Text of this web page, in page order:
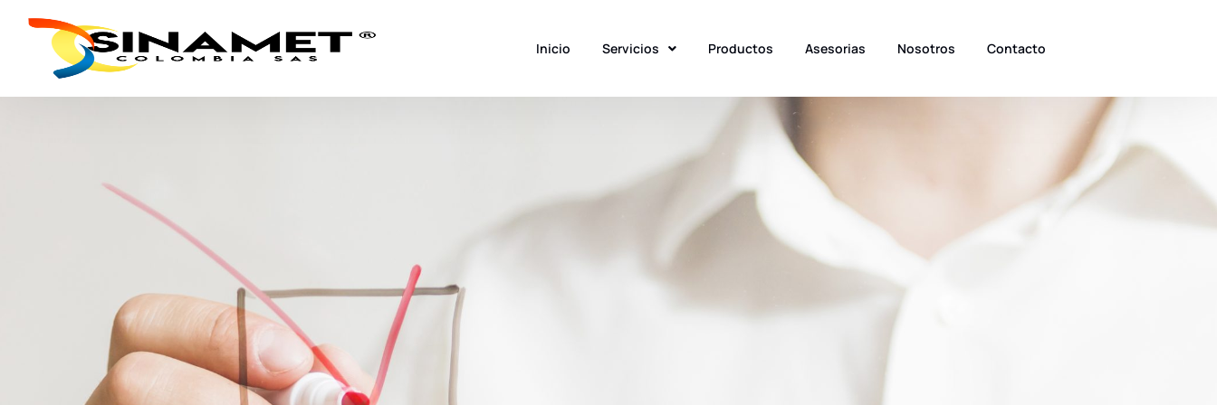
Inicio Servicios Productos Asesorias Nosotros Contacto